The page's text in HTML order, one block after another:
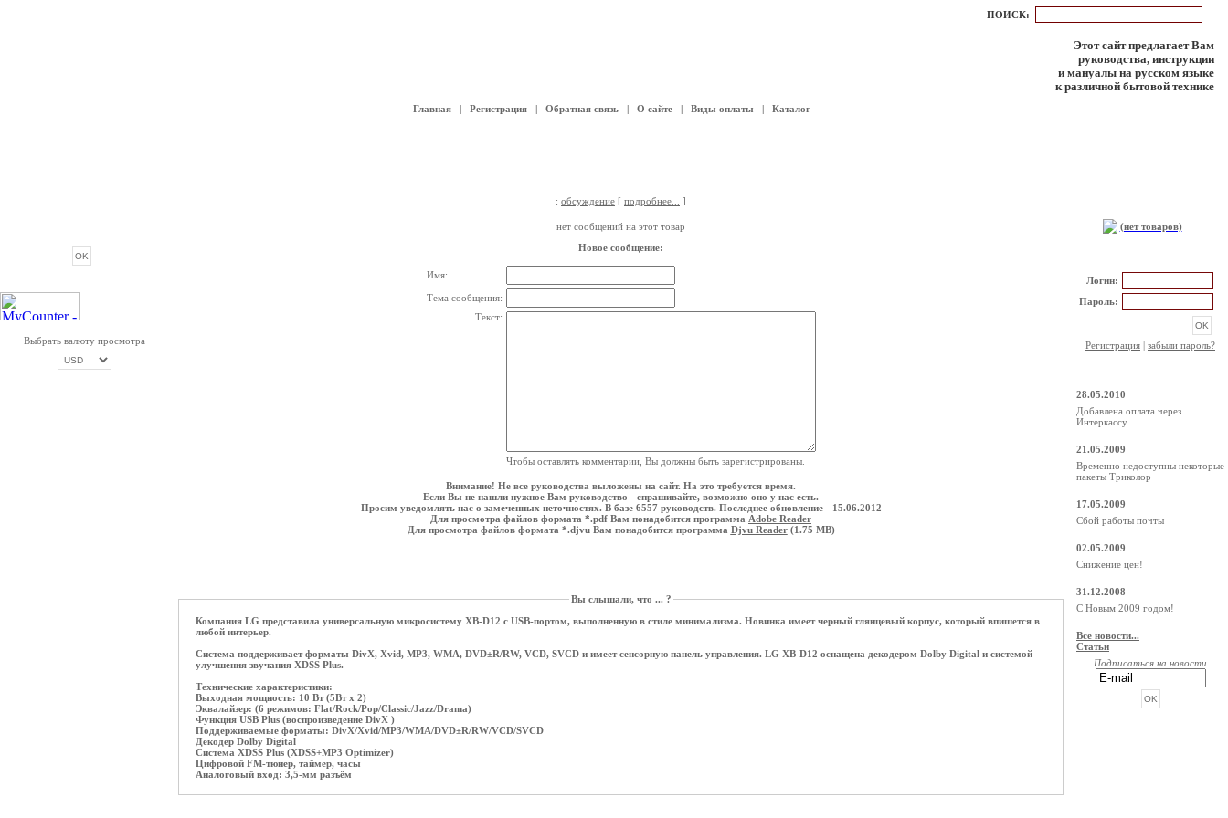
ПОИСК:
Этот сайт предлагает Вам
руководства, инструкции
и мануалы на русском языке
к различной бытовой технике
Главная| Регистрация| Обратная связь| О сайте| Виды оплаты | Каталог
Выбрать валюту просмотра
: обсуждение [ подробнее... ]
нет сообщений на этот товар
Новое сообщение:
Имя:
Тема сообщения:
Текст:
Чтобы оставлять комментарии, Вы должны быть зарегистрированы.
Внимание! Не все руководства выложены на сайт. На это требуется время.
Если Вы не нашли нужное Вам руководство - спрашивайте, возможно оно у нас есть.
Просим уведомлять нас о замеченных неточностях. В базе 6557 руководств. Последнее обновление - 15.06.2012
Для просмотра файлов формата *.pdf Вам понадобится программа Adobe Reader
Для просмотра файлов формата *.djvu Вам понадобится программа Djvu Reader(1.75 MB)
Вы слышали, что ... ?
Компания LG представила универсальную микросистему XB-D12 c USB-портом, выполненную в стиле минимализма. Новинка имеет черный глянцевый корпус, который впишется в
любой интерьер.
Система поддерживает форматы DivX, Xvid, MP3, WMA, DVD±R/RW, VCD, SVCD и имеет cенсорную панель управления. LG XB-D12 оснащена декодером Dolby Digital и системой
улучшения звучания XDSS Plus.
Технические характеристики:
Выходная мощность: 10 Вт (5Вт x 2)
Эквалайзер: (6 режимов: Flat/Rock/Pop/Classic/Jazz/Drama)
Функция USB Plus (воспроизведение DivX )
Поддерживаемые форматы: DivX/Xvid/MP3/WMA/DVD±R/RW/VCD/SVCD
Декодер Dolby Digital
Система XDSS Plus (XDSS+MP3 Optimizer)
Цифровой FM-тюнер, таймер, часы
Аналоговый вход: 3,5-мм разъём
(нет товаров)
Логин:
Пароль:
Регистрация | забыли пароль?
28.05.2010
Добавлена оплата через
Интеркассу
21.05.2009
Временно недоступны некоторые
пакеты Триколор
17.05.2009
Сбой работы почты
02.05.2009
Снижение цен!
31.12.2008
С Новым 2009 годом!
Все новости...
Статьи
Подписаться на новости